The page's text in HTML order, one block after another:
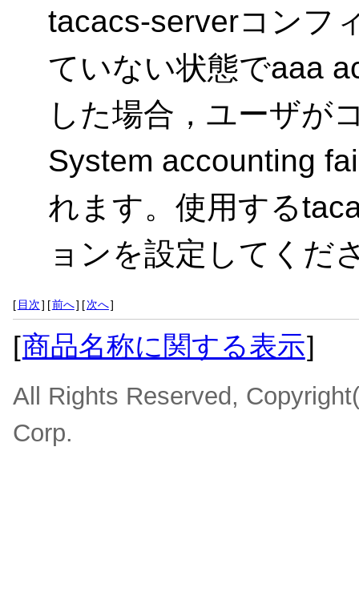
tacacs-serverコンフ
ていない状態でaaa
した場合，ユーザが
System accounting
れます。使用する
ョンを設定してくだ
[ 目次] [前へ] [次へ]
[商品名称に関する表示]
All Rights Reserved,
Corp.